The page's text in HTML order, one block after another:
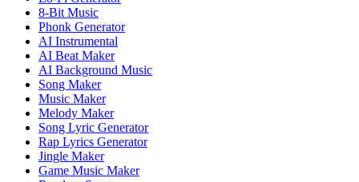
8-Bit Music
Phonk Generator
AI Instrumental
AI Beat Maker
AI Background Music
Song Maker
Music Maker
Melody Maker
Song Lyric Generator
Rap Lyrics Generator
Jingle Maker
Game Music Maker